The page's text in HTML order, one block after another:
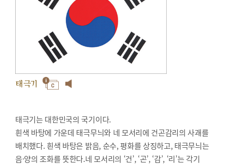
태극기
태극기는 대한민국의 국기이다.
흰색 바탕에 가운데 태극무늬와 네 모서리에 건곤감리의 사괘를
배치했다. 흰색 바탕은 밝음, 순수, 평화를 상징하고, 태극무늬는
음·양의 조화를 뜻한다.네 모서리의 ‘건’, ‘곤’, ‘감’, ‘리’는 각기